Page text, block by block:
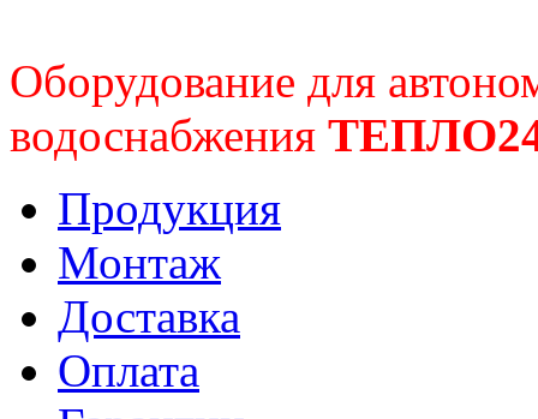
Оборудование для
водоснабжения
Продукция
Монтаж
Доставка
Оплата